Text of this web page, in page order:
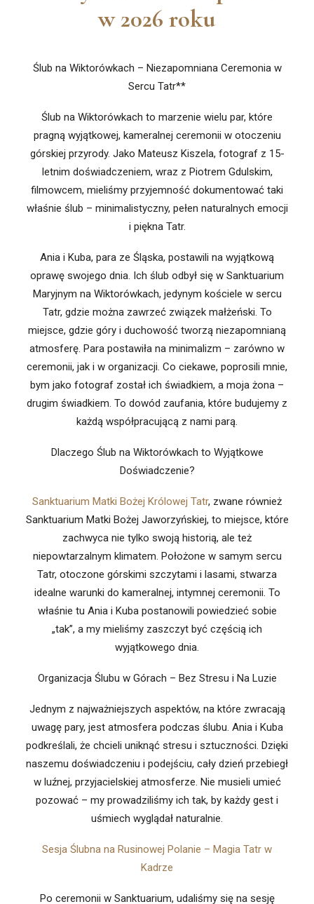
w 2026 roku
Ślub na Wiktorówkach – Niezapomniana Ceremonia w
Sercu Tatr**
Ślub na Wiktorówkach to marzenie wielu par, które
pragną wyjątkowej, kameralnej ceremonii w otoczeniu
górskiej przyrody. Jako Mateusz Kiszela, fotograf z 15-
letnim doświadczeniem, wraz z Piotrem Gdulskim,
filmowcem, mieliśmy przyjemność dokumentować taki
właśnie ślub – minimalistyczny, pełen naturalnych emocji
i piękna Tatr.
Ania i Kuba, para ze Śląska, postawili na wyjątkową
oprawę swojego dnia. Ich ślub odbył się w Sanktuarium
Maryjnym na Wiktorówkach, jedynym kościele w sercu
Tatr, gdzie można zawrzeć związek małżeński. To
miejsce, gdzie góry i duchowość tworzą niezapomnianą
atmosferę. Para postawiła na minimalizm – zarówno w
ceremonii, jak i w organizacji. Co ciekawe, poprosili mnie,
bym jako fotograf został ich świadkiem, a moja żona –
drugim świadkiem. To dowód zaufania, które budujemy z
każdą współpracującą z nami parą.
Dlaczego Ślub na Wiktorówkach to Wyjątkowe
Doświadczenie?
Sanktuarium Matki Bożej Królowej Tatr, zwane również
Sanktuarium Matki Bożej Jaworzyńskiej, to miejsce, które
zachwyca nie tylko swoją historią, ale też
niepowtarzalnym klimatem. Położone w samym sercu
Tatr, otoczone górskimi szczytami i lasami, stwarza
idealne warunki do kameralnej, intymnej ceremonii. To
właśnie tu Ania i Kuba postanowili powiedzieć sobie
„tak”, a my mieliśmy zaszczyt być częścią ich
wyjątkowego dnia.
Organizacja Ślubu w Górach – Bez Stresu i Na Luzie
Jednym z najważniejszych aspektów, na które zwracają
uwagę pary, jest atmosfera podczas ślubu. Ania i Kuba
podkreślali, że chcieli uniknąć stresu i sztuczności. Dzięki
naszemu doświadczeniu i podejściu, cały dzień przebiegł
w luźnej, przyjacielskiej atmosferze. Nie musieli umieć
pozować – my prowadziliśmy ich tak, by każdy gest i
uśmiech wyglądał naturalnie.
Sesja Ślubna na Rusinowej Polanie – Magia Tatr w
Kadrze
Po ceremonii w Sanktuarium, udaliśmy się na sesję